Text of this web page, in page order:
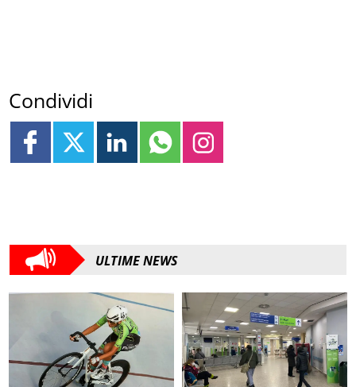
Condividi
ULTIME NEWS